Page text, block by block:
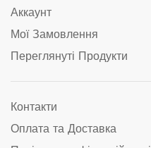
Аккаунт
Мої Замовлення
Переглянуті Продукти
Контакти
Оплата та Доставка